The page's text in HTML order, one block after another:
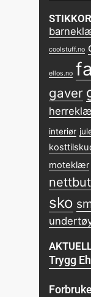
coolstuff.no
ellos.no
gaver
interiør
moteklær
sko
Trygg